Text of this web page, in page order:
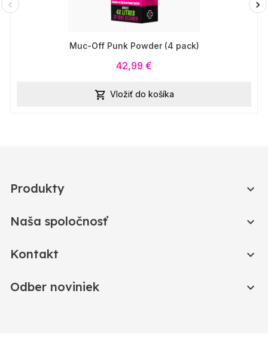
Muc-Off Punk Powder (4 pack)
42,99 €
 Vložiť do košíka
Produkty 
Naša spoločnosť 
Kontakt 
Odber noviniek 